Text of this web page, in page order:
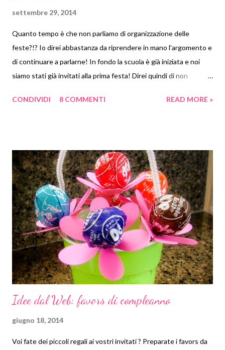
settembre 29, 2014
Quanto tempo è che non parliamo di organizzazione delle
feste?!? Io direi abbastanza da riprendere in mano l'argomento e
di continuare a parlarne! In fondo la scuola è già iniziata e noi
siamo stati già invitati alla prima festa! Direi quindi di non
trattati qui sul blog! Intanto il piano, disatteso, degli argomenti
partecipazioni . Oggi vediamo come fare per decorare la nostra
sala per le feste in modo originale e colorato .
CONDIVIDI 8 COMMENTI READ MORE »
Idee dal Web: favors di compleanno
giugno 18, 2014
Voi fate dei piccoli regali ai vostri invitati ? Preparate i favors da